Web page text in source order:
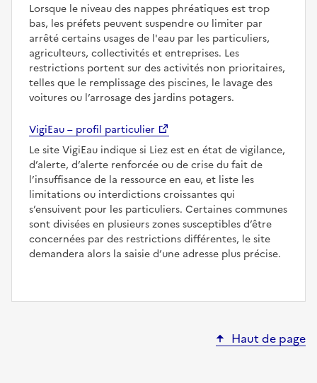
Lorsque le niveau des nappes phréatiques est trop
bas, les préfets peuvent suspendre ou limiter par
arrêté certains usages de l'eau par les particuliers,
agriculteurs, collectivités et entreprises. Les
restrictions portent sur des activités non prioritaires,
telles que le remplissage des piscines, le lavage des
voitures ou l’arrosage des jardins potagers.
VigiEau – profil particulier
Le site VigiEau indique si Liez est en état de vigilance,
d’alerte, d’alerte renforcée ou de crise du fait de
l’insuffisance de la ressource en eau, et liste les
limitations ou interdictions croissantes qui
s’ensuivent pour les particuliers. Certaines communes
sont divisées en plusieurs zones susceptibles d’être
concernées par des restrictions différentes, le site
demandera alors la saisie d’une adresse plus précise.
Haut de page